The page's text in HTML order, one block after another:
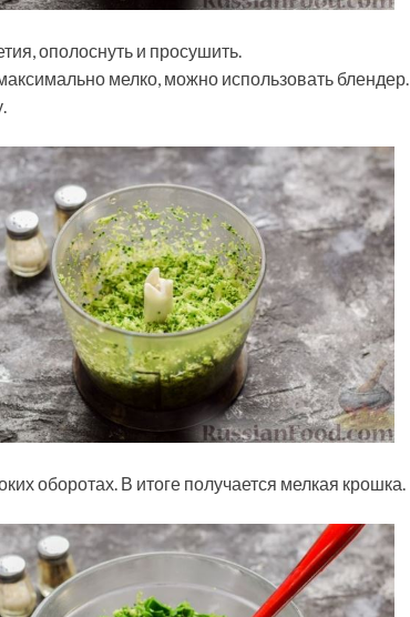
ополоснуть и просушить.
мелко, можно использовать блендер.
оборотах. В итоге получается мелкая крошка.